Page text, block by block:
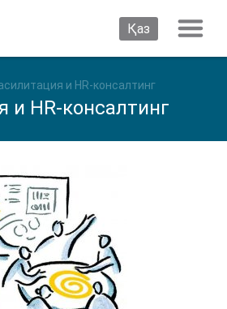
Қаз
и HR-консалтинг
и HR-консалтинг